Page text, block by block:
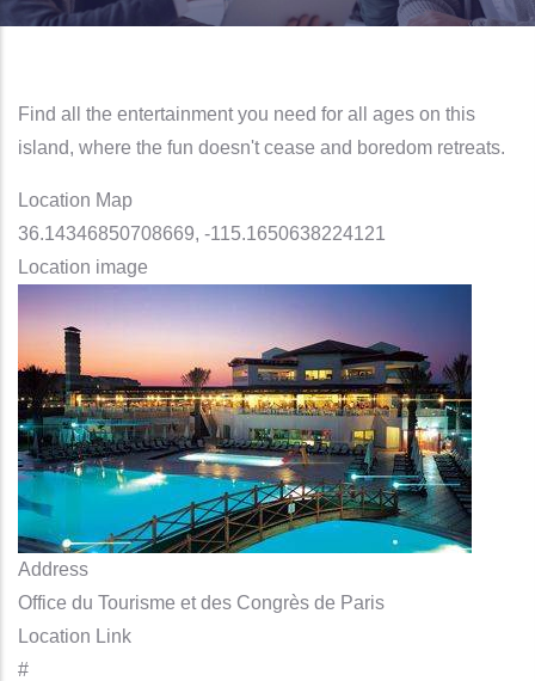
Find all the entertainment you need for all ages on this
island, where the fun doesn't cease and boredom retreats.
Location Map
36.14346850708669, -115.1650638224121
Location image
Address
Office du Tourisme et des Congrès de Paris
Location Link
#